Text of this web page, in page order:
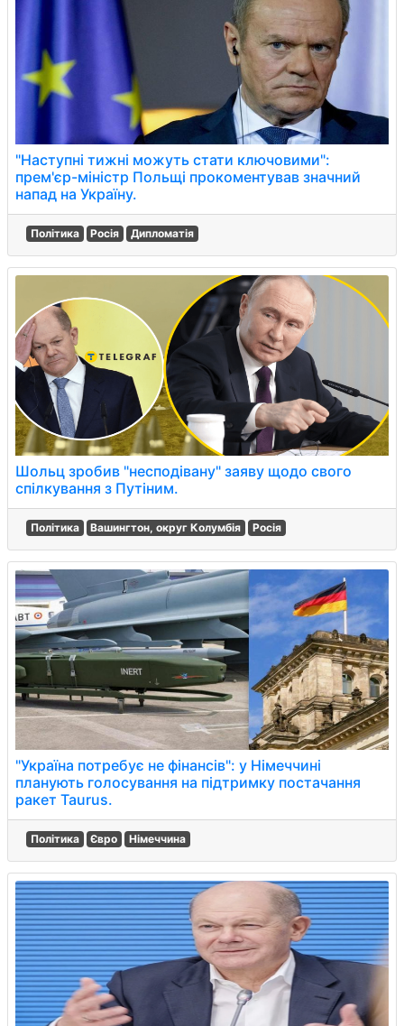
"Наступні тижні можуть стати ключовими":
прем'єр-міністр Польщі прокоментував значний
напад на Україну.
Політика Росія Дипломатія
Шольц зробив "несподівану" заяву щодо свого
спілкування з Путіним.
Політика Вашингтон, округ Колумбія Росія
"Україна потребує не фінансів": у Німеччині
планують голосування на підтримку постачання
ракет Taurus.
Політика Євро Німеччина